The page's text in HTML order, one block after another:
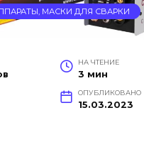
МАСКИ ДЛЯ СВАРКИ
НА ЧТЕНИЕ
3 мин
ОПУБЛИКОВАНО
15.03.2023